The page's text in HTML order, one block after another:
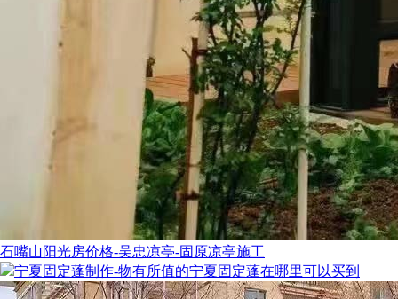
石嘴山阳光房价格-吴忠凉亭-固原凉亭施工
宁夏固定蓬制作-物有所值的宁夏固定蓬在哪里可以买到